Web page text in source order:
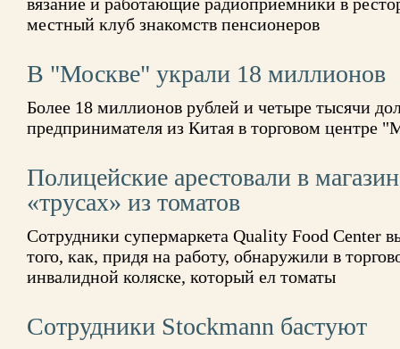
местный клуб знакомств пенсионеров
В "Москве" украли 18 миллионов
Более 18 миллионов рублей и четыре тысячи
предпринимателя из Китая в торговом центре
Полицейские арестовали в
«трусах» из томатов
Сотрудники супермаркета Quality Food Center
того, как, придя на работу, обнаружили в
инвалидной коляске, который ел томаты
Сотрудники Stockmann бастуют